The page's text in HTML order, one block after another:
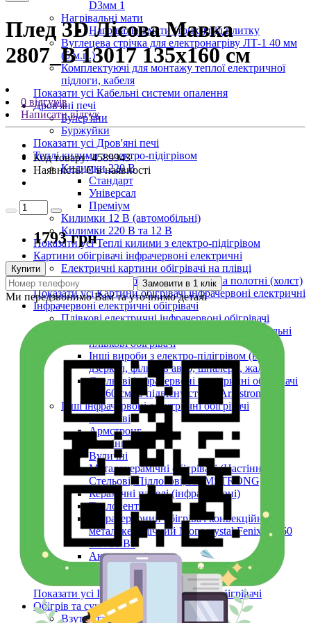
D3мм 1
Нагрівальні мати
Нагрівальні мати (тонкі) під плитку
Вуглецева стрічка для електронагріву ЛТ-1 40 мм
(5 м.п.)
Комплектуючі для монтажу теплої електричної
підлоги, кабеля
Показати усі Кабельні системи опалення
Дров'яні печі
Булер'яни
Буржуйки
Показати усі Дров'яні печі
Теплі килими з електро-підігрівом
Килимки 220 В
Стандарт
Універсал
Преміум
Килимки 12 В (автомобільні)
Килимки 220 В та 12 В
Показати усі Теплі килими з електро-підігрівом
Картини обігрівачі інфрачервоні електричні
Електричні картини обігрівачі на плівці
Інфрачервоні обігрівачі картини на полотні (холст)
Показати усі Картини обігрівачі інфрачервоні електричні
Інфрачервоні електричні обігрівачі
Плівкові електричні інфрачервоні обігрівачі
Універсальні (настінні, підлогові) мобільні
плівкові обігрівачі
Інші вироби з електро-підігрівом (вікон,
дзеркал, фільтрів авто, шпалери, жалюзі)
Стельові інфрачервоні електричні обігрівачі
60х60 см (в підвісну стелю Armstrong)
Інші інфрачервоні електричні обігрівачі
Стельові
Армстронг
Настінні
Вуличні
Металокерамічні обігрівачі (Настінні,
Стельові, Підлогові, ARMSTRONG)
Керамічні панелі (інфрачервоні)
Тепловентилятори
Інфрачервоний обігрівач конвекційний
металокерамічний Monocrystal Fenix 60x60
см 750 Вт
Аксесуари
Електричні рушникосушки
Показати усі Інфрачервоні електричні обігрівачі
Обігрів та сушіння
Взуття та одяг з електро-підігрівом
Плед 3D Лісова Мавка
2807_B 13017 135х160 см
0 відгуків
Написати відгук
Код товару:4589943
Наявність: Є в наявності
1793 грн
Купити
Замовити в 1 клік
Ми передзвонимо Вам та уточнимо деталі